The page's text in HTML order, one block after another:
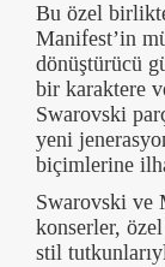
Bu özel
Manifest’in
dönüştürücü
bir karaktere
Swarovski
yeni
biçimlerine
Swarovski ve
konserler,
stil